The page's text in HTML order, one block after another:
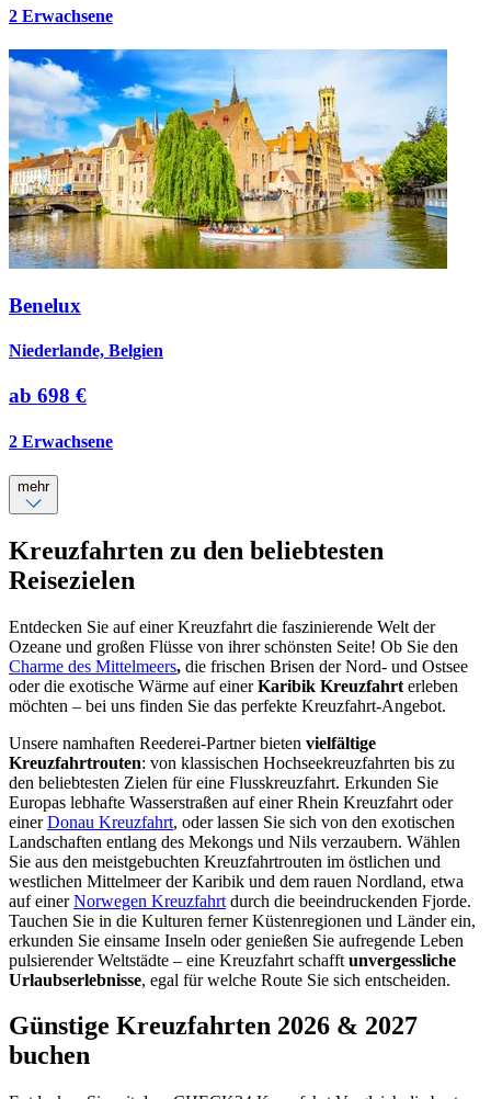
2 Erwachsene
Benelux
Niederlande, Belgien
ab 698 €
2 Erwachsene
mehr
Kreuzfahrten zu den beliebtesten
Reisezielen
Entdecken Sie auf einer Kreuzfahrt die faszinierende Welt der
Ozeane und großen Flüsse von ihrer schönsten Seite! Ob Sie den
Charme des Mittelmeers, die frischen Brisen der Nord- und Ostsee
oder die exotische Wärme auf einerKaribik Kreuzfahrt erleben
möchten – bei uns finden Sie das perfekte Kreuzfahrt-Angebot.
Unsere namhaften Reederei-Partner bieten vielfältige
Kreuzfahrtrouten: von klassischen Hochseekreuzfahrten bis zu
den beliebtesten Zielen für eine Flusskreuzfahrt. Erkunden Sie
Europas lebhafte Wasserstraßen auf einer Rhein Kreuzfahrt oder
einerDonau Kreuzfahrt, oder lassen Sie sich von den exotischen
Landschaften entlang des Mekongs und Nils verzaubern. Wählen
Sie aus den meistgebuchten Kreuzfahrtrouten im östlichen und
westlichen Mittelmeer der Karibik und dem rauen Nordland, etwa
auf einerNorwegen Kreuzfahrt durch die beeindruckenden Fjorde.
Tauchen Sie in die Kulturen ferner Küstenregionen und Länder ein,
erkunden Sie einsame Inseln oder genießen Sie aufregende Leben
pulsierender Weltstädte – eine Kreuzfahrt schafft unvergessliche
Urlaubserlebnisse, egal für welche Route Sie sich entscheiden.
Günstige Kreuzfahrten 2026 & 2027
buchen